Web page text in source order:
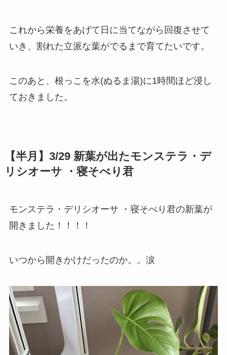
これから栄養をあげて日に当てながら回復させて
いき、割れた立派な葉がでるまで育てたいです。
このあと、根っこを水(ぬるま湯)に1時間ほど浸し
ておきました。
【半月】3/29 新葉が出たモンステラ・デ
リシオーサ ・寝そべり君
モンステラ・デリシオーサ ・寝そべり君の新葉が
開きました！！！！
いつから開きかけだったのか。。涙